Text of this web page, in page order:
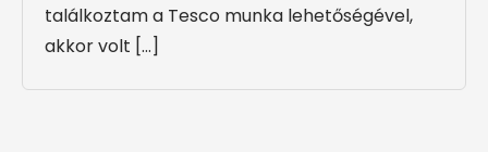
találkoztam a Tesco munka lehetőségével,
akkor volt […]